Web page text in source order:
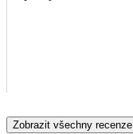
Zobrazit všechny recenze